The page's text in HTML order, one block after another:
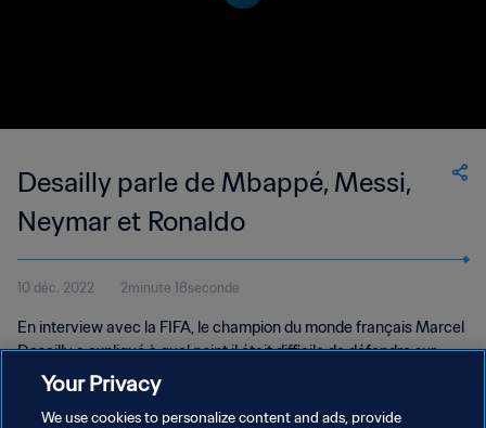
Desailly parle de Mbappé, Messi,
Neymar et Ronaldo
10 déc. 2022 2minute 18seconde
En interview avec la FIFA, le champion du monde français Marcel
Desailly a expliqué à quel point il était difficile de défendre sur
Kylian Mbappé. Il évoque aussi Neymar, Messi ou encore
Your Privacy
We use cookies to personalize content and ads, provide